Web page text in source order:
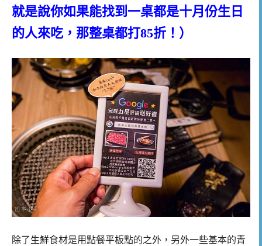
就是說你如果能找到一桌都是十月份生日
的人來吃，那整桌都打85折！）
除了生鮮食材是用點餐平板點的之外，另外一些基本的青